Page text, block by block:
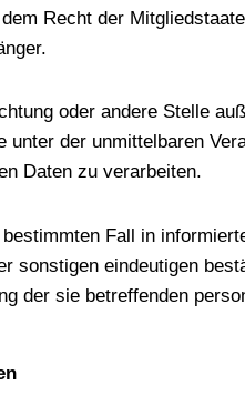
Recht der
oder andere Stelle
der unmittelbaren
Daten zu verarbeiten.
Fall in
sonstigen eindeutigen
der sie betreffenden